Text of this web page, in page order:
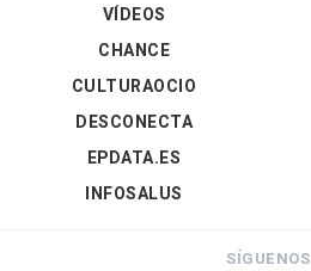
VÍDEOS
CHANCE
CULTURAOCIO
DESCONECTA
EPDATA.ES
INFOSALUS
SÍGUENOS